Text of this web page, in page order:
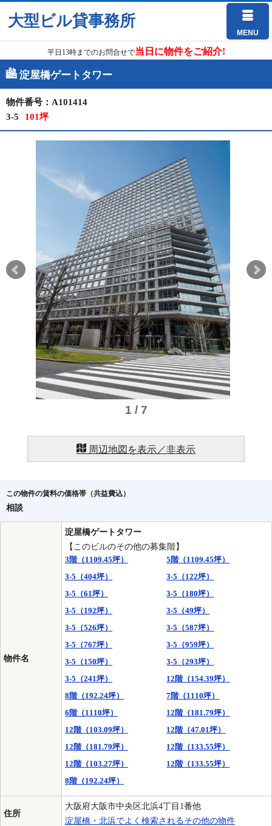
大型ビル貸事務所
MENU
平日13時までのお問合せで当日に物件をご紹介!
淀屋橋ゲートタワー
物件番号：A101414
3-5
101坪
1 / 7
周辺地図を表示／非表示
この物件の賃料の価格帯（共益費込）
相談
物件名
淀屋橋ゲートタワー
【このビルのその他の募集階】
3階（1109.45坪）
5階（1109.45坪）
3-5（404坪）
3-5（122坪）
3-5（61坪）
3-5（180坪）
3-5（192坪）
3-5（49坪）
3-5（526坪）
3-5（587坪）
3-5（767坪）
3-5（959坪）
3-5（150坪）
3-5（293坪）
3-5（241坪）
12階（154.39坪）
8階（192.24坪）
7階（1110坪）
6階（1110坪）
12階（181.79坪）
12階（103.09坪）
12階（47.01坪）
12階（181.79坪）
12階（133.55坪）
12階（103.27坪）
12階（133.55坪）
8階（192.24坪）
住所
大阪府大阪市中央区北浜4丁目1番他
淀屋橋・北浜でよく検索されるその他の物件